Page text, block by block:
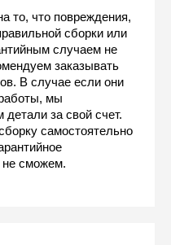
то, что повреждения,
сборки или
случаем не
заказывать
В случае если они
мы
за свой счет.
самостоятельно
не сможем.